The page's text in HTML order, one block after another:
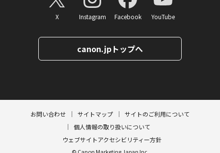
X Instagram Facebook YouTube
canon.jpトップへ
お問い合わせ サイトマップ
サイトのご利用について
個人情報の取り扱いについて
ウェブサイトアクセシビリティー方針